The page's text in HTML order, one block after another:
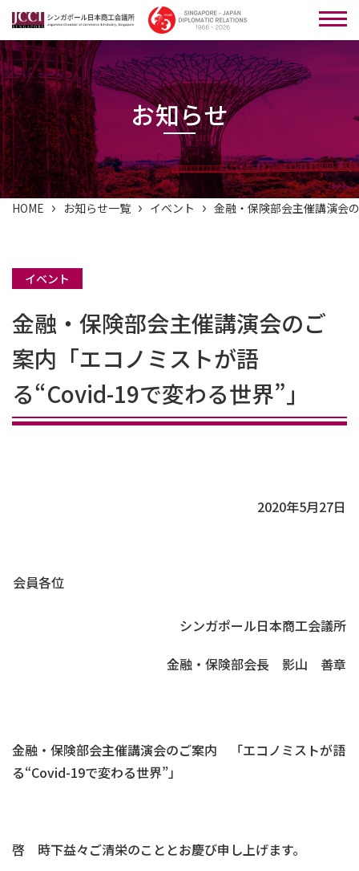
お知らせ
HOME お知らせ一覧 イベント 金融・保険部会主催講演会
イベント
金融・保険部会主催講演会のご
案内「エコノミストが語
る“Covid-19で変わる世界”」
2020年5月27日
会員各位
シンガポール日本商工会議所
金融・保険部会長 影山 善章
金融・保険部会主催講演会のご案内 「エコノミストが語
る“Covid-19で変わる世界”」
啓 時下益々ご清栄のこととお慶び申し上げます。